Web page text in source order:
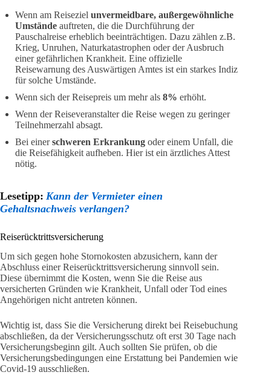
Wenn am Reiseziel unvermeidbare, außergewöhnliche
Umstände auftreten, die die Durchführung der
Pauschalreise erheblich beeinträchtigen. Dazu zählen z.B.
Krieg, Unruhen, Naturkatastrophen oder der Ausbruch
einer gefährlichen Krankheit. Eine offizielle
Reisewarnung des Auswärtigen Amtes ist ein starkes Indiz
für solche Umstände.
Wenn sich der Reisepreis um mehr als 8% erhöht.
Wenn der Reiseveranstalter die Reise wegen zu geringer
Teilnehmerzahl absagt.
Bei einerschweren Erkrankung oder einem Unfall, die
die Reisefähigkeit aufheben. Hier ist ein ärztliches Attest
nötig.
Lesetipp: Kann der Vermieter einen
Gehaltsnachweis verlangen?
Reiserücktrittsversicherung
Um sich gegen hohe Stornokosten abzusichern, kann der
Abschluss einer Reiserücktrittsversicherung sinnvoll sein.
Diese übernimmt die Kosten, wenn Sie die Reise aus
versicherten Gründen wie Krankheit, Unfall oder Tod eines
Angehörigen nicht antreten können.
Wichtig ist, dass Sie die Versicherung direkt bei Reisebuchung
abschließen, da der Versicherungsschutz oft erst 30 Tage nach
Versicherungsbeginn gilt. Auch sollten Sie prüfen, ob die
Versicherungsbedingungen eine Erstattung bei Pandemien wie
Covid-19 ausschließen.